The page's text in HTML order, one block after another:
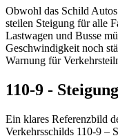
Obwohl das Schild
steilen Steigung für alle
Lastwagen und Busse
Geschwindigkeit noch
Warnung für
110-9 -
Ein klares Referenzbild
Verkehrsschilds 110-9 –